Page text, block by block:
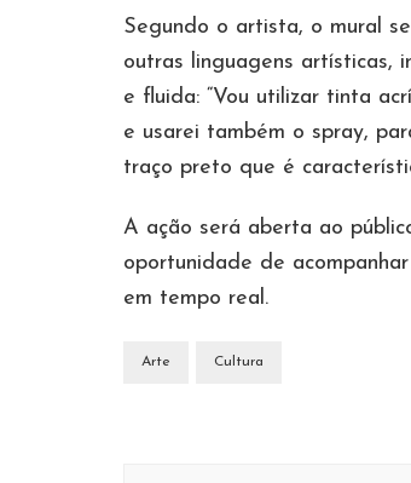
Segundo o artista, o mural
outras linguagens artísticas,
e fluida: “Vou utilizar tinta
e usarei também o spray,
traço preto que é
A ação será aberta ao
oportunidade de
em tempo real.
Arte Cultura